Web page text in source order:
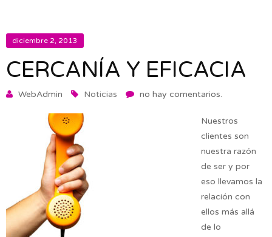
diciembre 2, 2013
CERCANÍA Y EFICACIA
WebAdmin Noticias no hay comentarios.
Nuestros
clientes son
nuestra razón
de ser y por
eso llevamos la
relación con
ellos más allá
de lo